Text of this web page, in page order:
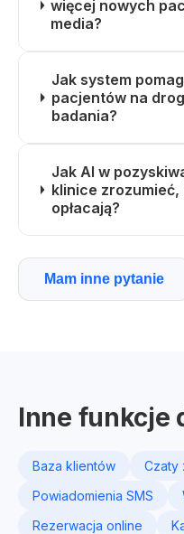
więcej nowych
media?
Jak system
pacjentów na
badania?
Jak AI w
klinice zrozumieć,
opłacają?
Mam inne pytanie
Inne funkcje
Baza klientów
Czaty
Powiadomienia SMS
Rezerwacja online